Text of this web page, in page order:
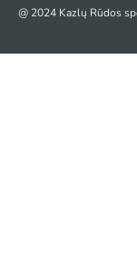
@ 2024 Kazlų Rūdos